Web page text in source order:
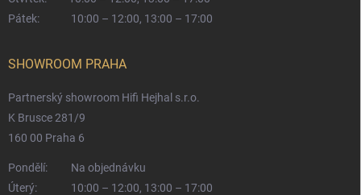
Pátek:
10:00 – 12:00, 13:00 – 17:00
SHOWROOM PRAHA
Partnerský showroom Hifi Hejhal s.r.o.
K Brusce 281/9
160 00 Praha 6
Pondělí:
Na objednávku
Úterý:
10:00 – 12:00, 13:00 – 17:00